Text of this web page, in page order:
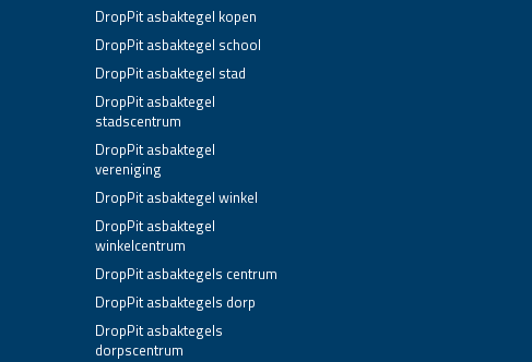
DropPit asbaktegel kopen
DropPit asbaktegel school
DropPit asbaktegel stad
DropPit asbaktegel
stadscentrum
DropPit asbaktegel
vereniging
DropPit asbaktegel winkel
DropPit asbaktegel
winkelcentrum
DropPit asbaktegels centrum
DropPit asbaktegels dorp
DropPit asbaktegels
dorpscentrum